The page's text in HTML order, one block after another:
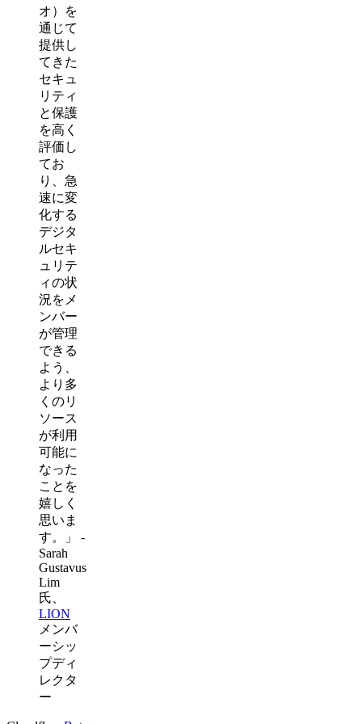
オ）を
通じて
提供し
てきた
セキュ
リティ
と保護
を高く
評価し
てお
り、急
速に変
化する
デジタ
ルセキ
ュリテ
ィの状
況をメ
ンバー
が管理
できる
よう、
より多
くのリ
ソース
が利用
可能に
なった
ことを
嬉しく
思いま
す。」 -
Sarah
Gustavus
Lim
氏、
LION
メンバ
ーシッ
プディ
レクタ
ー